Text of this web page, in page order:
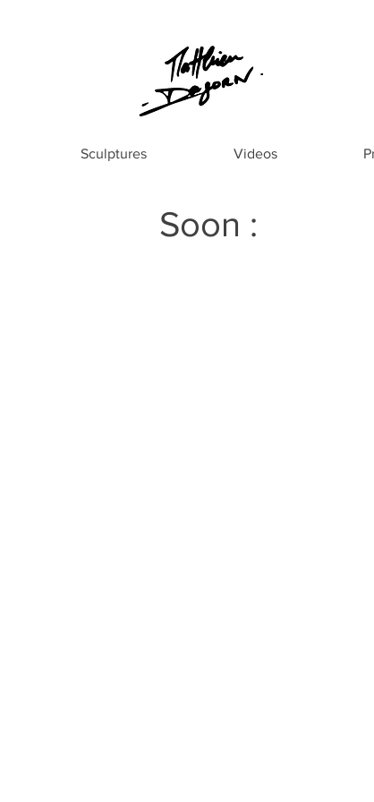
Sculptures Videos
Soon :